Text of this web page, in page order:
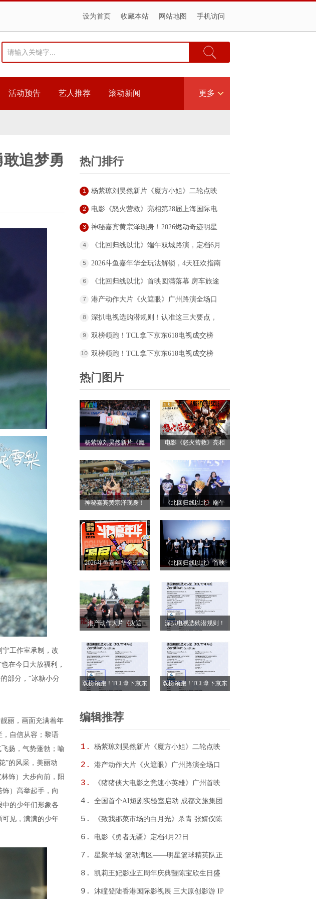
设为首页 收藏本站 网站地图 手机访问
活动预告 艺人推荐 滚动新闻 更多
敢追梦勇
工作室承制，改
在今日大放福利，
部分，“冰糖小分
丽，画面充满着年
，自信从容；黎语
扬，气势蓬勃；喻
”的风采，美丽动
饰）大步向前，阳
）高举起手，向
的少年们形象各
可见，满满的少年
热门排行
1
杨紫琼刘昊然新片《魔方小姐》二轮点映
高燃开启 打破年龄偏见重塑无限可能
2
电影《怒火营救》亮相第28届上海国际电
影节！导演王清亭、功夫女星母其弥雅红
3
神秘嘉宾黄宗泽现身！2026燃动奇迹明星
篮球赛点燃“全民迎省运”热潮
4
《北回归线以北》端午双城路演，定档6月
26日奔赴山海
5
2026斗鱼嘉年华全玩法解锁，4天狂欢指南
请收好
6
《北回归线以北》首映圆满落幕 房车旅途
解锁人生百态
7
港产动作大片《火遮眼》广州路演全场口
碑爆棚
8
深扒电视选购潜规则！认准这三大要点，
再也不被坑
9
双榜领跑！TCL拿下京东618电视成交榜
TOP1，T7M Pro登顶抖音单品榜
10 双榜领跑！TCL拿下京东618电视成交榜
热门图片
杨紫琼刘昊然新片《魔
开启 打破年龄偏见重塑
无限可能
电影《怒火营救》亮相
节！导演王清亭、功夫
女星母其弥雅红毯同台
释硬核动作大片
神秘嘉宾黄宗泽现身！
赛点燃“全民迎省运”热潮
《北回归线以北》端午
2026斗鱼嘉年华全玩法
好
《北回归线以北》首映
人生百态
港产动作大片《火遮
爆棚
深扒电视选购潜规则！
不被坑
双榜领跑！TCL拿下京东
T7M Pro登顶抖音单品榜
双榜领跑！TCL拿下京东
编辑推荐
1.
杨紫琼刘昊然新片《魔方小姐》二轮点映
高燃开启 打破年龄偏见重塑无限可能
2.
港产动作大片《火遮眼》广州路演全场口
碑爆棚
3.
《猪猪侠大电影之竞速小英雄》广州首映
获赞“又燃又暖” 引爆五一期待
4.
全国首个AI短剧实验室启动 成都文旅集团
全面抢滩数字文创新高地
5.
《致我那菜市场的白月光》杀青 张婧仪陈
靖可心向野互成光
6. 电影《勇者无疆》定档4月22日
7.
星聚羊城·篮动湾区——明星篮球精英队正
式成立
8.
凯莉王妃影业五周年庆典暨陈宝欣生日盛
典圆满落幕
9. 沐瞳登陆香港国际影视展 三大原创影游 IP